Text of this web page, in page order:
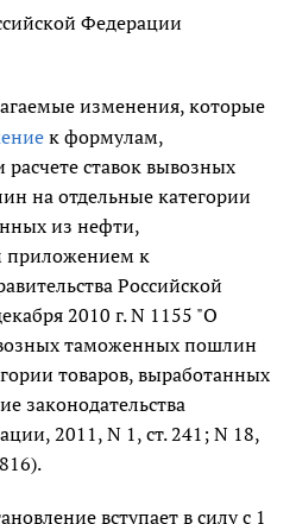
Федерации
изменения, которые
к формулам,
ставок вывозных
на отдельные категории
из нефти,
приложением к
Российской
2010 г. N 1155 "О
таможенных пошлин
товаров, выработанных
законодательства
2011, N 1, ст. 241; N 18,
вступает в силу с 1